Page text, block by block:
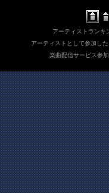
アーティストランキ
アーティストとして参加した
楽曲配信サービス参